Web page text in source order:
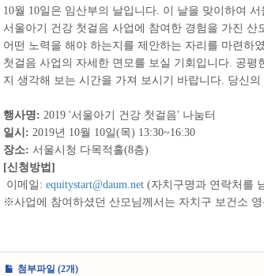
10월 10일은 임산부의 날입니다. 이 날을 맞이하여
서울아기 건강 첫걸음 사업에 참여한 경험을 가진
어떤 노력을 해야 하는지를 제안하는 자리를 마련하
첫걸음 사업의 자세한 면모를 보실 기회입니다. 공
지 생각해 보는 시간을 가져 보시기 바랍니다. 당신
행사명: 2019 '서울아기 건강 첫걸음' 나눔터
일시: 2019년 10월 10일(목) 13:30~16:30
장소: 서울시청 다목적홀(8층)
[신청방법]
이메일: equitystart@daum.net (자치구명과 연락처를
※사업에 참여하셨던 산모님께서는 자치구 보건소
첨부파일 (2개)